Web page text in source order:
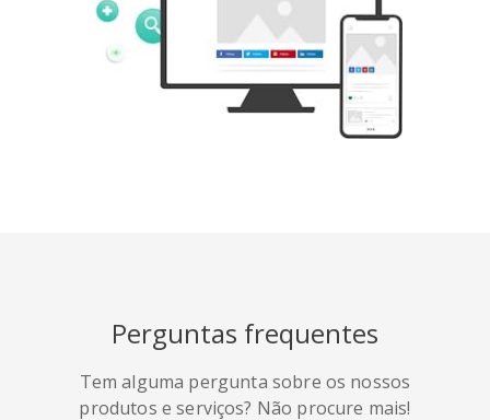
Tumblr Yelp Digg
Quora Github Skype
Perguntas frequentes
Tem alguma pergunta sobre os nossos
produtos e serviços? Não procure mais!